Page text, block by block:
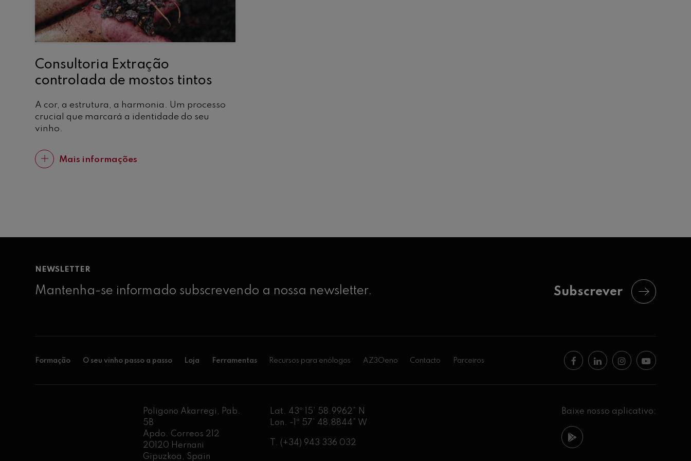
Consultoria Extração
controlada de mostos tintos
A cor, a estrutura, a harmonia. Um processo
crucial que marcará a identidade do seu
vinho.
Mais informações
NEWSLETTER
Mantenha-se informado subscrevendo a nossa newsletter. Subscrever
Formação O seu vinho passo a passo Loja Ferramentas Recursos para enólogos AZ3Oeno Contacto Parceiros
Poligono Akarregi, Pab.
5B
Apdo. Correos 212
20120 Hernani
Gipuzkoa, Spain
Lat. 43º 15’ 58.9962” N
Lon. -1º 57’ 48.8844” W
T. (+34) 943 336 032
Baixe nosso aplicativo: